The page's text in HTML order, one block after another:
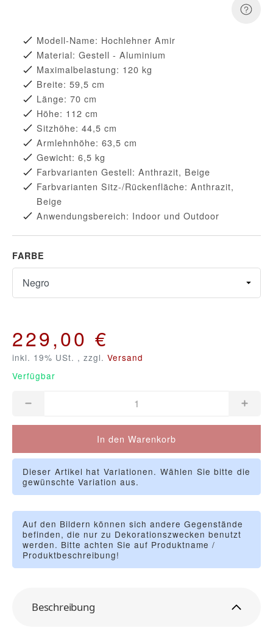
Modell-Name: Hochlehner Amir
Material: Gestell - Aluminium
Maximalbelastung: 120 kg
Breite: 59,5 cm
Länge: 70 cm
Höhe: 112 cm
Sitzhöhe: 44,5 cm
Armlehnhöhe: 63,5 cm
Gewicht: 6,5 kg
Farbvarianten Gestell: Anthrazit, Beige
Farbvarianten Sitz-/Rückenfläche: Anthrazit,
Beige
Anwendungsbereich: Indoor und Outdoor
FARBE
Farbe
229,00 €
inkl. 19% USt. , zzgl. Versand
Verfügbar
In den Warenkorb
Dieser Artikel hat Variationen. Wählen Sie bitte die
gewünschte Variation aus.
Auf den Bildern können sich andere Gegenstände
befinden, die nur zu Dekorationszwecken benutzt
werden. Bitte achten Sie auf Produktname /
Produktbeschreibung!
Beschreibung